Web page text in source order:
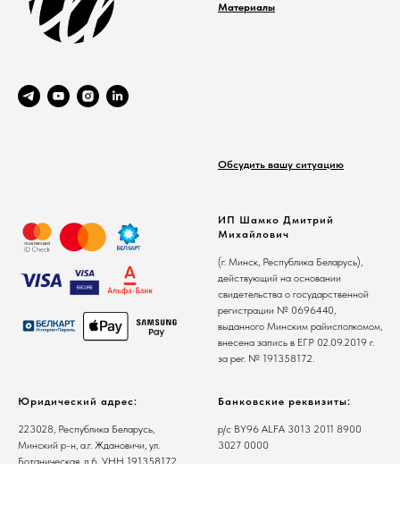
Материалы
Обсудить вашу ситуацию
ИП Шамко Дмитрий
Михайлович
(г. Минск, Республика Беларусь),
действующий на основании
свидетельства о государственной
регистрации № 0696440,
выданного Минским райисполкомом,
внесена запись в ЕГР 02.09.2019 г.
за рег. № 191358172.
Юридический адрес:
223028, Республика Беларусь,
Минский р-н, а.г. Ждановичи, ул.
Ботаническая, д.6. УНН 191358172
Банковские реквизиты:
р/с BY96 ALFA 3013 2011 8900
3027 0000